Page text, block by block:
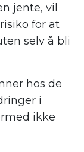
jente, vil
for at
selv å bli
hos de
i
ikke